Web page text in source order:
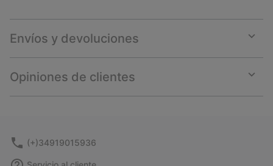
Envíos y devoluciones
or
Opiniones de clientes
or
(+)34919015936